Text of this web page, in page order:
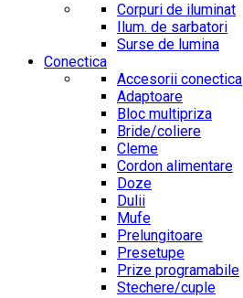
Corpuri de iluminat
Ilum. de sarbatori
Surse de lumina
Conectica
Accesorii conectica
Adaptoare
Bloc multipriza
Bride/coliere
Cleme
Cordon alimentare
Doze
Dulii
Mufe
Prelungitoare
Presetupe
Prize programabile
Stechere/cuple